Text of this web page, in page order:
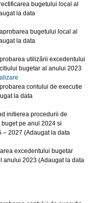
bugetului local al
la data
bugetului local al
la data
utilizării excedentului
bugetar al anului 2023
contului de executie
la data
initierea procedurii de
pe anul 2024 si
– 2027 (Adaugat la data
excedentului bugetar
anului 2023 (Adaugat la data